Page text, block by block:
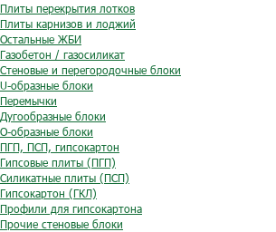
Плиты перекрытия лотков
Плиты карнизов и лоджий
Остальные ЖБИ
Газобетон / газосиликат
Стеновые и перегородочные блоки
U-образные блоки
Перемычки
Дугообразные блоки
O-образные блоки
ПГП, ПСП, гипсокартон
Гипсовые плиты (ПГП)
Силикатные плиты (ПСП)
Гипсокартон (ГКЛ)
Профили для гипсокартона
Прочие стеновые блоки